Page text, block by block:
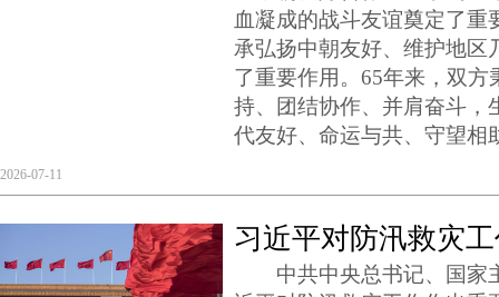
血凝成的战斗友谊奠定了重
承弘扬中朝友好、维护地区
了重要作用。65年来，双方
持、团结协作、并肩奋斗，
代友好、命运与共、守望相
2026-07-11
习近平对防汛救灾
中共中央总书记、国家